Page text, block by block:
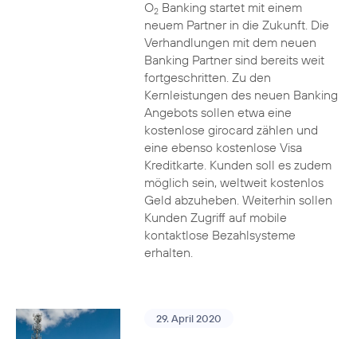
O2Banking startet mit einem
neuem Partner in die Zukunft. Die
Verhandlungen mit dem neuen
Banking Partner sind bereits weit
fortgeschritten. Zu den
Kernleistungen des neuen Banking
Angebots sollen etwa eine
kostenlose girocard zählen und
eine ebenso kostenlose Visa
Kreditkarte. Kunden soll es zudem
möglich sein, weltweit kostenlos
Geld abzuheben. Weiterhin sollen
Kunden Zugriff auf mobile
kontaktlose Bezahlsysteme
erhalten.
29. April 2020